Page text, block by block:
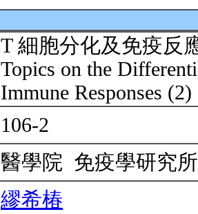
T 細胞分化及免疫反
Topics on the
Immune Responses (2)
106-2
醫學院 免疫學研究
繆希椿